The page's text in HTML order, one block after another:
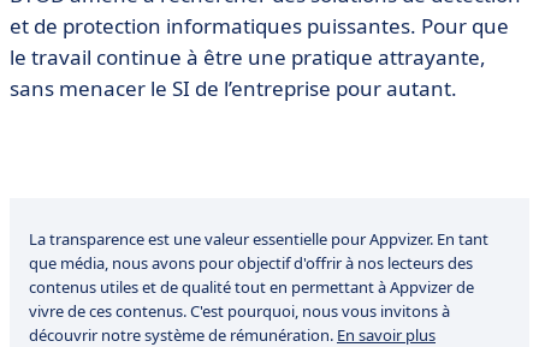
et de protection informatiques puissantes. Pour que
le travail continue à être une pratique attrayante,
sans menacer le SI de l’entreprise pour autant.
La transparence est une valeur essentielle pour Appvizer. En tant
que média, nous avons pour objectif d'offrir à nos lecteurs des
contenus utiles et de qualité tout en permettant à Appvizer de
vivre de ces contenus. C'est pourquoi, nous vous invitons à
découvrir notre système de rémunération. En savoir plus